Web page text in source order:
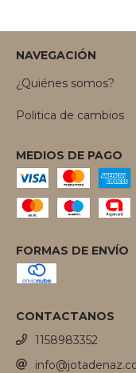
NAVEGACIÓN
¿Quiénes somos?
Politica de cambios
MEDIOS DE PAGO
FORMAS DE ENVÍO
CONTACTANOS
1158983352